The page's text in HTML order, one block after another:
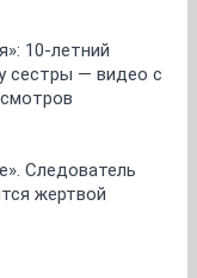
10-летний
сестры — видео с
Следователь
жертвой